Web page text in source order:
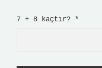
7 + 8 kaçtır? *